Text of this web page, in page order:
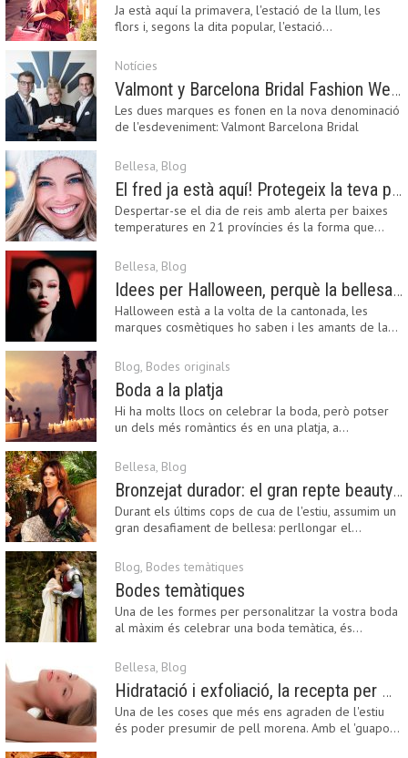
Ja està aquí la primavera, l'estació de la llum, les
flors i, segons la dita popular, l'estació…
Notícies
Valmont y Barcelona Bridal Fashion Week s’uneixen per donar impuls a la creativitat, la innovació i el disseny de la moda nupcial
Les dues marques es fonen en la nova denominació
de l'esdeveniment: Valmont Barcelona Bridal
Bellesa, Blog
El fred ja està aquí! Protegeix la teva pell amb els nostres consells i propostes
Despertar-se el dia de reis amb alerta per baixes
temperatures en 21 províncies és la forma que…
Bellesa, Blog
Idees per Halloween, perquè la bellesa pot ser terrorífica
Halloween està a la volta de la cantonada, les
marques cosmètiques ho saben i les amants de la…
Blog, Bodes originals
Boda a la platja
Hi ha molts llocs on celebrar la boda, però potser
un dels més romàntics és en una platja, a…
Bellesa, Blog
Bronzejat durador: el gran repte beauty del final de l’estiu
Durant els últims cops de cua de l'estiu, assumim un
gran desafiament de bellesa: perllongar el…
Blog, Bodes temàtiques
Bodes temàtiques
Una de les formes per personalitzar la vostra boda
al màxim és celebrar una boda temàtica, és…
Bellesa, Blog
Hidratació i exfoliació, la recepta per mantenir el bronzejat
Una de les coses que més ens agraden de l'estiu
és poder presumir de pell morena. Amb el 'guapo…